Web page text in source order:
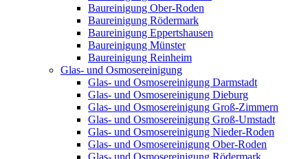
Baureinigung Ober-Roden
Baureinigung Rödermark
Baureinigung Eppertshausen
Baureinigung Münster
Baureinigung Reinheim
Glas- und Osmosereinigung
Glas- und Osmosereinigung Darmstadt
Glas- und Osmosereinigung Dieburg
Glas- und Osmosereinigung Groß-Zimmern
Glas- und Osmosereinigung Groß-Umstadt
Glas- und Osmosereinigung Nieder-Roden
Glas- und Osmosereinigung Ober-Roden
Glas- und Osmosereinigung Rödermark